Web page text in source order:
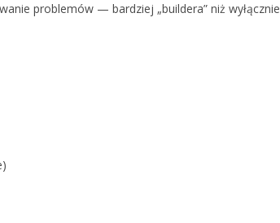
problemów — bardziej „buildera” niż wyłącznie